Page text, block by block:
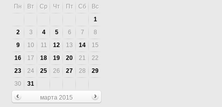
Пн Вт Ср Чт Пт Сб
Вс
1
2
3 4 5 6 7
8
9
10 11 12 13 14
15
16
17 18 19 20 21
22
23
24 25 26 27 28
29
30
31
марта 2015